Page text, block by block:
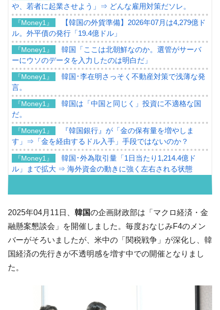
や、若者に起業させよう」⇒ どんな雇用対策だソレ。
『Money1』
【韓国の外貨準備】2026年07月は4,279億ド
ル。外平債の発行「19.4億ドル」
『Money1』
韓国「ここは北朝鮮なのか。選管がサーバ
ーにウソのデータを入力したのは明白だ」
『Money1』
韓国･李在明さっそく不動産対策で浅薄な発
言。
『Money1』
韓国は「中国と同じく」投資に不適格な国
だ。
『Money1』
『韓国銀行』が「金の保有量を増やしま
す」⇒「金を経由するドル入手」手段ではないのか？
『Money1』
韓国･外為取引量「1日当たり1,214.4億ド
ル」まで拡大 ⇒ 海外資金の動きに強く左右される状態
い「50.5％」に上昇
『Money1』
韓国大統領府ボンクラ政策室長が告発され
た ⇒ 国家が行った恐るべき株価操作であり、空前の国政壟
『Money1』
韓国･警察職員が「丸刈りになって抗議活
国の過剰生産が世界を蝕む。
『Money1』
韓国製造業「半導体絶好調」のウラで他業
2025年04月11日、 韓国の企画財政部は「マクロ経済・金
融懸案懇談会」を開催しました。毎度おなじみF4のメン
バーがそろいましたが、米中の「関税戦争」が深化し、韓
国経済の先行きが不透明感を増す中での開催となりまし
た。